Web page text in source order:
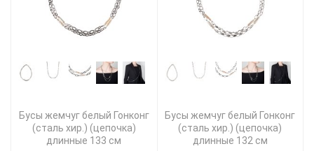
Бусы жемчуг белый Гонконг
(сталь хир.) (цепочка)
длинные 133 см
Бусы жемчуг белый Гонконг
(сталь хир.) (цепочка)
длинные 132 см